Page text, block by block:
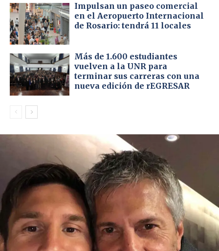
Impulsan un paseo comercial
en el Aeropuerto Internacional
de Rosario: tendrá 11 locales
Más de 1.600 estudiantes
vuelven a la UNR para
terminar sus carreras con una
nueva edición de rEGRESAR